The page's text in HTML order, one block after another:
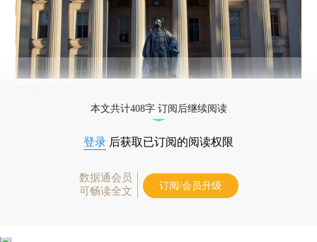
本文共计408字 订阅后继续阅读
登录 后获取已订阅的阅读权限
数据通会员
可畅读全文
订阅/会员升级